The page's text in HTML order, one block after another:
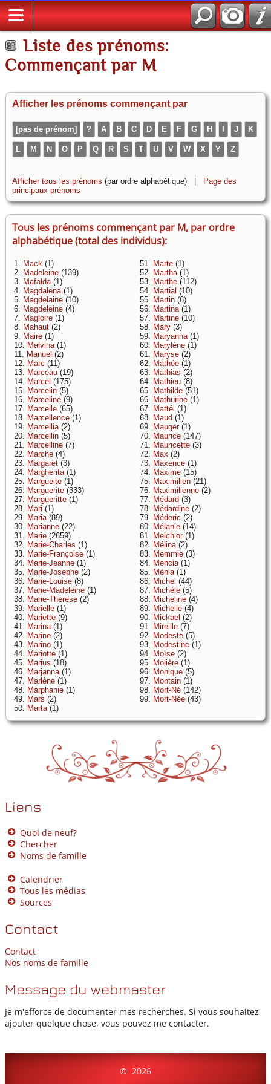
Liste des prénoms:
Commençant par M
Afficher les prénoms commençant par
[pas de prénom] ? A B C D E F G H J K
L M N O P Q R S T U V W X Y Z
Afficher tous les prénoms (par ordre alphabétique) | Page des
principaux prénoms
Tous les prénoms commençant par M, par ordre
alphabétique (total des individus):
1. Mack (1)
2. Madeleine (139)
3. Mafalda (1)
4. Magdalena (1)
5. Magdelaine (10)
6. Magdeleine (4)
7. Magloire (1)
8. Mahaut (2)
9. Maire (1)
10. Malvina (1)
11. Manuel (2)
12. Marc (11)
13. Marceau (19)
14. Marcel (175)
15. Marcelin (5)
16. Marceline (9)
17. Marcelle (65)
18. Marcellence (1)
19. Marcellia (2)
20. Marcellin (5)
21. Marcelline (7)
22. Marche (4)
23. Margaret (3)
24. Margherita (1)
25. Margueite (1)
26. Marguerite (333)
27. Margueritte (1)
28. Mari (1)
29. Maria (89)
30. Marianne (22)
31. Marie (2659)
32. Marie-Charles (1)
33. Marie-Françoise (1)
34. Marie-Jeanne (1)
35. Marie-Josephe (2)
36. Marie-Louise (8)
37. Marie-Madeleine (1)
38. Marie-Therese (2)
39. Marielle (1)
40. Mariette (9)
41. Marina (1)
42. Marine (2)
43. Marino (1)
44. Mariotte (1)
45. Marius (18)
46. Marjanna (1)
47. Marlène (1)
48. Marphanie (1)
49. Mars (2)
50. Marta (1)
51. Marte (1)
52. Martha (1)
53. Marthe (112)
54. Martial (10)
55. Martin (6)
56. Martina (1)
57. Martine (10)
58. Mary (3)
59. Maryanna (1)
60. Marylène (1)
61. Maryse (2)
62. Mathée (1)
63. Mathias (2)
64. Mathieu (8)
65. Mathilde (51)
66. Mathurine (1)
67. Mattéi (1)
68. Maud (1)
69. Mauger(1)
70. Maurice (147)
71. Mauricette (3)
72. Max (2)
73. Maxence (1)
74. Maxime (15)
75. Maximilien (21)
76. Maximilienne (2)
77. Médard (3)
78. Médardine (2)
79. Méderic (2)
80. Mélanie (14)
81. Melchior(1)
82. Mélina (2)
83. Memmie (3)
84. Mencia (1)
85. Ménia (1)
86. Michel (44)
87. Michèle (5)
88. Micheline (4)
89. Michelle (4)
90. Mickael (2)
91. Mireille (7)
92. Modeste (5)
93. Modestine (1)
94. Moïse (2)
95. Molière (1)
96. Monique (5)
97. Montain (1)
98. Mort-Né (142)
99. Mort-Née (43)
Liens
Quoi de neuf?
Chercher
Noms de famille
Calendrier
Tous les médias
Sources
Contact
Contact
Nos noms de famille
Message du webmaster
Je m'efforce de documenter mes recherches. Si vous souhaitez
ajouter quelque chose, vous pouvez me contacter.
© 2026